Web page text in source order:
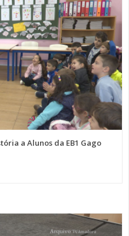
a Alunos da EB1 Gago